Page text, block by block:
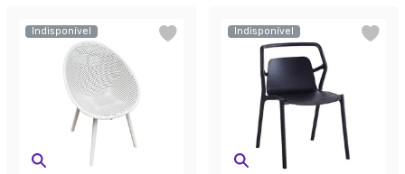
Indisponível Indisponível